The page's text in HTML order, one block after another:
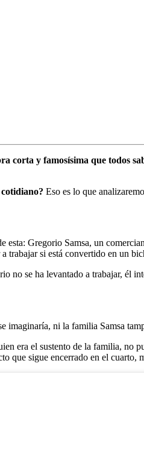
corta y famosísima que todos
Eso es lo que
esta: Gregorio Samsa, un
trabajar si está convertido en un
no se ha levantado a trabajar, él
imaginaría, ni la familia Samsa
era el sustento de la familia, no
sigue encerrado en el cuarto,